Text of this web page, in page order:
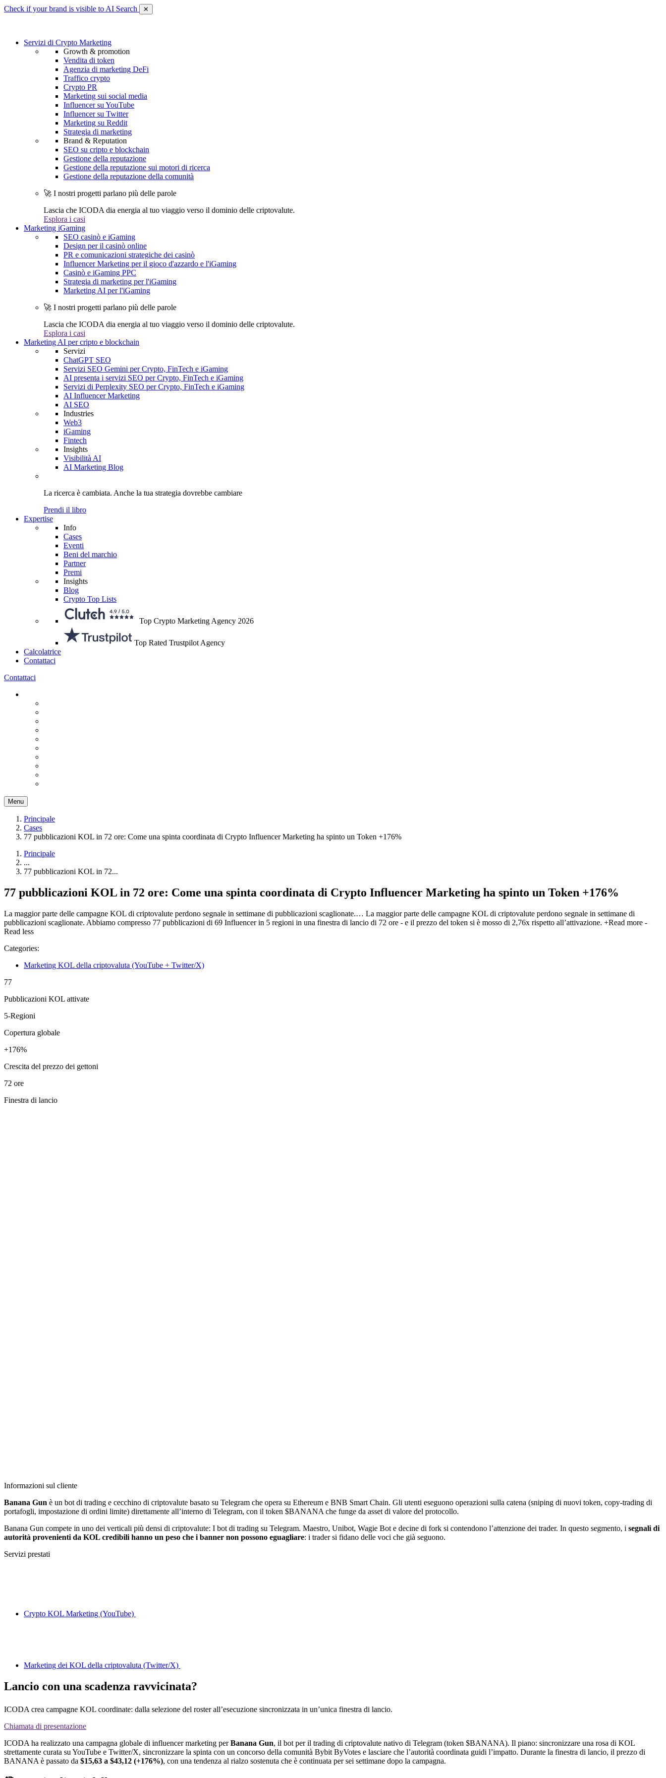
Check if your brand is visible to AI Search ✕
Servizi di Crypto Marketing
Growth & promotion
Vendita di token
Agenzia di marketing DeFi
Traffico crypto
Crypto PR
Marketing sui social media
Influencer su YouTube
Influencer su Twitter
Marketing su Reddit
Strategia di marketing
Brand & Reputation
SEO su cripto e blockchain
Gestione della reputazione
Gestione della reputazione sui motori di ricerca
Gestione della reputazione della comunità
🚀 I nostri progetti parlano più delle parole
Lascia che ICODA dia energia al tuo viaggio verso il dominio delle criptovalute.
Esplora i casi
Marketing iGaming
SEO casinò e iGaming
Design per il casinò online
PR e comunicazioni strategiche dei casinò
Influencer Marketing per il gioco d'azzardo e l'iGaming
Casinò e iGaming PPC
Strategia di marketing per l'iGaming
Marketing AI per l'iGaming
🚀 I nostri progetti parlano più delle parole
Lascia che ICODA dia energia al tuo viaggio verso il dominio delle criptovalute.
Esplora i casi
Marketing AI per cripto e blockchain
Servizi
ChatGPT SEO
Servizi SEO Gemini per Crypto, FinTech e iGaming
AI presenta i servizi SEO per Crypto, FinTech e iGaming
Servizi di Perplexity SEO per Crypto, FinTech e iGaming
AI Influencer Marketing
AI SEO
Industries
Web3
iGaming
Fintech
Insights
Visibilità AI
AI Marketing Blog
La ricerca è cambiata. Anche la tua strategia dovrebbe cambiare
Prendi il libro
Expertise
Info
Cases
Eventi
Beni del marchio
Partner
Premi
Insights
Blog
Crypto Top Lists
Top Crypto Marketing Agency 2026
Top Rated Trustpilot Agency
Calcolatrice
Contattaci
Contattaci
Menu
Principale
Cases
77 pubblicazioni KOL in 72 ore: Come una spinta coordinata di Crypto Influencer Marketing ha spinto un Token +176%
Principale
...
77 pubblicazioni KOL in 72...
77 pubblicazioni KOL in 72 ore: Come una spinta coordinata di Crypto Influencer Marketing ha spinto un Token +176%
La maggior parte delle campagne KOL di criptovalute perdono segnale in settimane di pubblicazioni scaglionate.… La maggior parte delle campagne KOL di criptovalute perdono segnale in settimane di
pubblicazioni scaglionate. Abbiamo compresso 77 pubblicazioni di 69 Influencer in 5 regioni in una finestra di lancio di 72 ore - e il prezzo del token si è mosso di 2,76x rispetto all’attivazione. +Read more -
Read less
Categories:
Marketing KOL della criptovaluta (YouTube + Twitter/X)
77
Pubblicazioni KOL attivate
5-Regioni
Copertura globale
+176%
Crescita del prezzo dei gettoni
72 ore
Finestra di lancio
Informazioni sul cliente
Banana Gun è un bot di trading e cecchino di criptovalute basato su Telegram che opera su Ethereum e BNB Smart Chain. Gli utenti eseguono operazioni sulla catena (sniping di nuovi token, copy-trading di
portafogli, impostazione di ordini limite) direttamente all’interno di Telegram, con il token $BANANA che funge da asset di valore del protocollo.
Banana Gun compete in uno dei verticali più densi di criptovalute: I bot di trading su Telegram. Maestro, Unibot, Wagie Bot e decine di fork si contendono l’attenzione dei trader. In questo segmento, i segnali di
autorità provenienti da KOL credibili hanno un peso che i banner non possono eguagliare: i trader si fidano delle voci che già seguono.
Servizi prestati
Crypto KOL Marketing (YouTube)
Marketing dei KOL della criptovaluta (Twitter/X)
Lancio con una scadenza ravvicinata?
ICODA crea campagne KOL coordinate: dalla selezione del roster all’esecuzione sincronizzata in un’unica finestra di lancio.
Chiamata di presentazione
ICODA ha realizzato una campagna globale di influencer marketing perBanana Gun, il bot per il trading di criptovalute nativo di Telegram (token $BANANA). Il piano: sincronizzare una rosa di KOL
strettamente curata su YouTube e Twitter/X, sincronizzare la spinta con un concorso della comunità Bybit ByVotes e lasciare che l’autorità coordinata guidi l’impatto. Durante la finestra di lancio, il prezzo di
BANANA è passato da $15,63 a $43,12 (+176%), con una tendenza al rialzo sostenuta che è continuata per sei settimane dopo la campagna.